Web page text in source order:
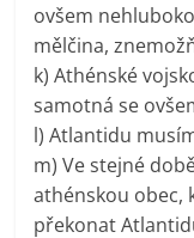
ovšem
mělčina,
k) Athénské
samotná se
l) Atlantidu
m) Ve stejné
athénskou obec,
překonat